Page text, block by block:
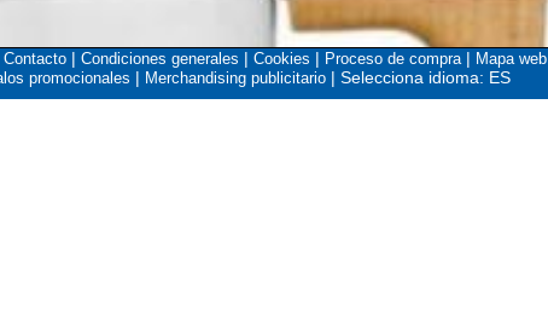
Contacto| Condiciones generales | Cookies | Proceso de compra| Mapa web
promocionales | Merchandising publicitario |Selecciona idioma: ES